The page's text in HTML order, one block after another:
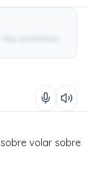
sobre volar sobre